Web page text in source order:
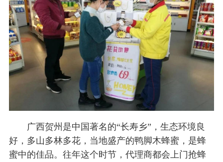
广西贺州是中国著名的“长寿乡”，生态环境良
好，多山多林多花，当地盛产的鸭脚木蜂蜜，是蜂
蜜中的佳品。往年这个时节，代理商都会上门抢蜂